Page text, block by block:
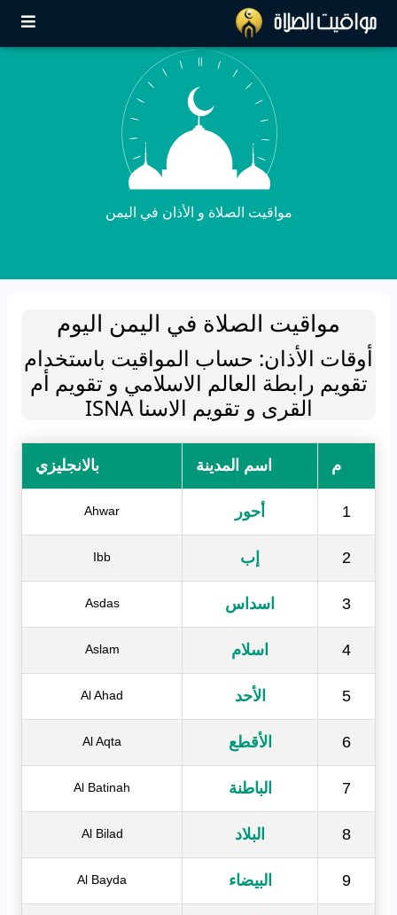
مواقيت الصلاة و الأذان في اليمن
مواقيت الصلاة في اليمن اليوم
أوقات الأذان: حساب المواقيت باستخدام
تقويم رابطة العالم الاسلامي و تقويم أم
القرى و تقويم الاسنا ISNA
م اسم المدينة بالانجليزي
1 أحور Ahwar
2 إب Ibb
3 اسداس Asdas
4 اسلام Aslam
5 الأحد Al Ahad
6 الأقطع Al Aqta
7 الباطنة Al Batinah
8 البلاد Al Bilad
9 البيضاء Al Bayda